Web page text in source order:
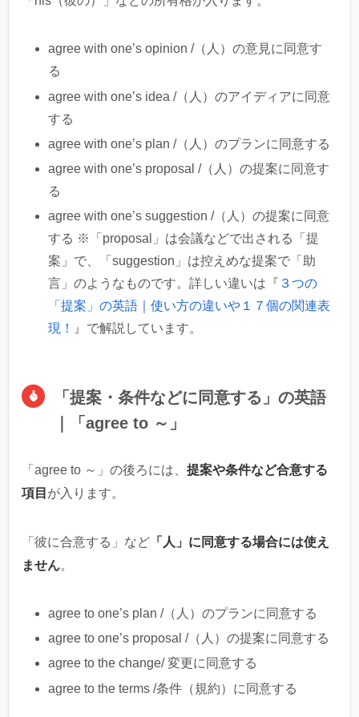
agree with one’s opinion /（人）の意見に同意す
る
agree with one’s idea /（人）のアイディアに同意
する
agree with one’s plan /（人）のプランに同意する
agree with one’s proposal /（人）の提案に同意す
る
agree with one’s suggestion /（人）の提案に同意
する ※「proposal」は会議などで出される「提
案」で、「suggestion」は控えめな提案で「助
言」のようなものです。詳しい違いは『 ３つの
「提案」の英語｜使い方の違いや１７個の関連表
現！
』で解説しています。
「提案・条件などに同意する」の英語
｜「agree to ～」
「agree to ～」の後ろには、 提案や条件など合意する
項目が入ります。
「彼に合意する」など 「人」に同意する場合には使え
ません。
agree to one’s plan /（人）のプランに同意する
agree to one’s proposal /（人）の提案に同意する
agree to the change/ 変更に同意する
agree to the terms /条件（規約）に同意する